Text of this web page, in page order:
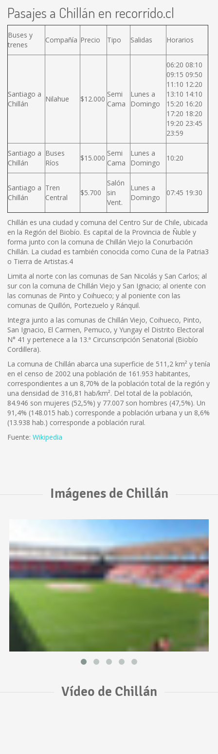
Pasajes a Chillán en recorrido.cl
Buses y
trenes
Compañía Precio Tipo Salidas Horarios
Santiago a
Chillán
Nilahue $12.000
Semi
Cama
Lunes a
Domingo
06:20 08:10
09:15 09:50
11:10 12:20
13:10 14:10
15:20 16:20
17:20 18:20
19:20 23:45
23:59
Santiago a
Chillán
Buses
Ríos
$15.000
Semi
Cama
Lunes a
Domingo
10:20
Santiago a
Chillán
Tren
Central
$5.700
Salón
sin
Vent.
Lunes a
Domingo
07:45 19:30
Chillán es una ciudad y comuna del Centro Sur de Chile, ubicada
en la Región del Biobío. Es capital de la Provincia de Ñuble y
forma junto con la comuna de Chillán Viejo la Conurbación
Chillán. La ciudad es también conocida como Cuna de la Patria3
o Tierra de Artistas.4
Limita al norte con las comunas de San Nicolás y San Carlos; al
sur con la comuna de Chillán Viejo y San Ignacio; al oriente con
las comunas de Pinto y Coihueco; y al poniente con las
comunas de Quillón, Portezuelo y Ránquil.
Integra junto a las comunas de Chillán Viejo, Coihueco, Pinto,
San Ignacio, El Carmen, Pemuco, y Yungay el Distrito Electoral
N° 41 y pertenece a la 13.ª Circunscripción Senatorial (Biobío
Cordillera).
La comuna de Chillán abarca una superficie de 511,2 km² y tenía
en el censo de 2002 una población de 161.953 habitantes,
correspondientes a un 8,70% de la población total de la región y
una densidad de 316,81 hab/km². Del total de la población,
84.946 son mujeres (52,5%) y 77.007 son hombres (47,5%). Un
91,4% (148.015 hab.) corresponde a población urbana y un 8,6%
(13.938 hab.) corresponde a población rural.
Fuente: Wikipedia
Imágenes de Chillán
Vídeo de Chillán